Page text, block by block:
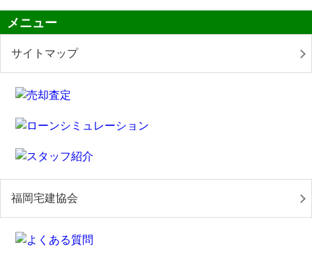
メニュー
サイトマップ
福岡宅建協会